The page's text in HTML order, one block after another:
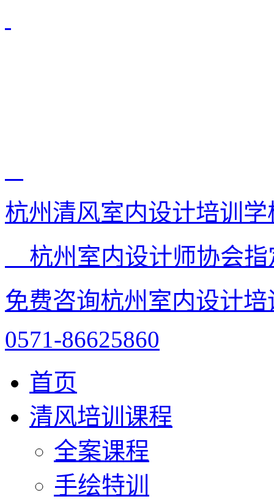
杭州清风室内设计培训学
杭州室内设计师协会
免费咨询杭州室内设计
0571-86625860
首页
清风培训课程
全案课程
手绘特训